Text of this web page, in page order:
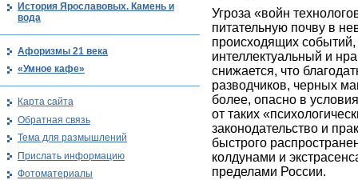
Угроза «войн
питательную почву в
происходящих событий,
интеллектуальный и
снижается, что
разводчиков, черных
более, опасно в
от таких
законодательство и
быстрого
колдунами и
пределами России.
История Ярославовых. Камень и
вода
Афоризмы 21 века
«Умное кафе»
Карта сайта
Обратная связь
Тема для размышлений
Прислать информацию
Фотоматериалы